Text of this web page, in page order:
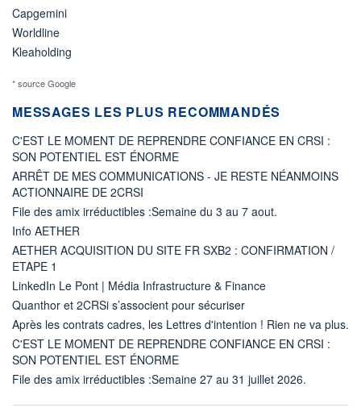
Capgemini
Worldline
Kleaholding
* source Google
MESSAGES LES PLUS RECOMMANDÉS
C'EST LE MOMENT DE REPRENDRE CONFIANCE EN CRSI :
SON POTENTIEL EST ÉNORME
ARRÊT DE MES COMMUNICATIONS - JE RESTE NÉANMOINS
ACTIONNAIRE DE 2CRSI
File des amix irréductibles :Semaine du 3 au 7 aout.
Info AETHER
AETHER ACQUISITION DU SITE FR SXB2 : CONFIRMATION /
ETAPE 1
LinkedIn Le Pont | Média Infrastructure & Finance
Quanthor et 2CRSi s’associent pour sécuriser
Après les contrats cadres, les Lettres d'intention ! Rien ne va plus.
C'EST LE MOMENT DE REPRENDRE CONFIANCE EN CRSI :
SON POTENTIEL EST ÉNORME
File des amix irréductibles :Semaine 27 au 31 juillet 2026.